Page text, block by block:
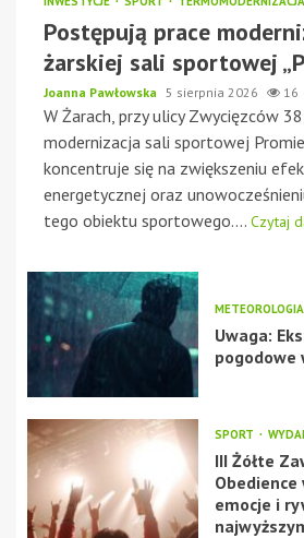
Postępują prace
żarskiej sali sportowej
Joanna Pawłowska 5 sierpnia 2026 16
W Żarach, przy ulicy Zwycięzców
modernizacja sali sportowej
koncentruje się na zwiększeniu
energetycznej oraz
tego obiektu sportowego.... Czytaj
METEOROLOGIA
Uwaga:
pogodowe
SPORT
III Żółte
Obedience
emocje i